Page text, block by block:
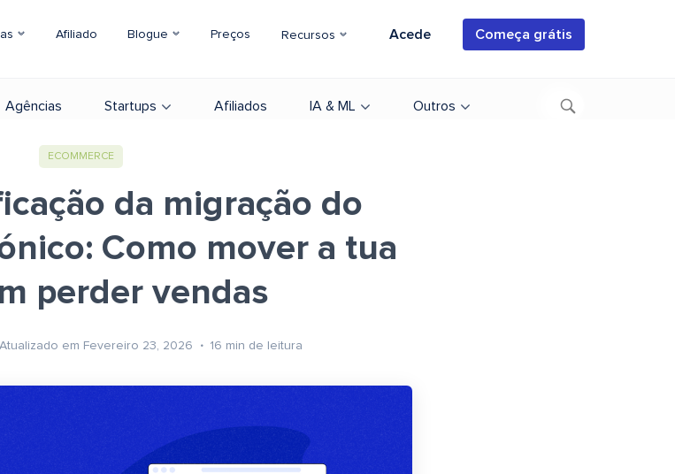
Afiliado Blogue Preços Recursos Acede Começa grátis
Agências Startups Afiliados IA & ML Outros
ECOMMERCE
da migração do
Como mover a tua
perder vendas
Atualizado em Fevereiro 23, 2026 16 min de leitura